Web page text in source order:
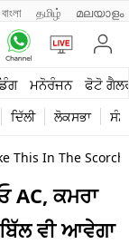
বাংলা தமிழ் മലയാളം
ਮਨੋਰੰਜਨ ਫੋਟੋ
ਦਿੱਲੀ ਲੋਕਸਭਾ
This In The
AC, ਕਮਰਾ
ਵੀ ਆਵੇਗਾ